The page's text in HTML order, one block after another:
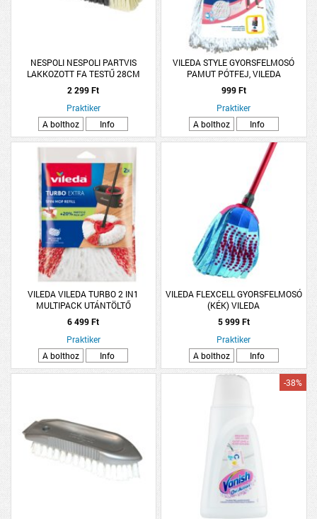
NESPOLI NESPOLI PARTVIS
LAKKOZOTT FA TESTŰ 28CM
SZINTETIKUS SÖRTE
2 299 Ft
Praktiker
A bolthoz
Info
VILEDA STYLE GYORSFELMOSÓ
PAMUT PÓTFEJ, VILEDA
999 Ft
Praktiker
A bolthoz
Info
VILEDA VILEDA TURBO 2 IN1
MULTIPACK UTÁNTÖLTŐ
6 499 Ft
Praktiker
A bolthoz
Info
VILEDA FLEXCELL GYORSFELMOSÓ
(KÉK) VILEDA
5 999 Ft
Praktiker
A bolthoz
Info
-38%